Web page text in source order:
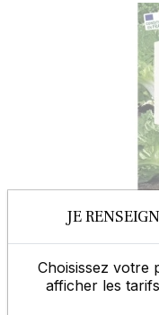
VILMORIN
JE
Choisissez votre
afficher les